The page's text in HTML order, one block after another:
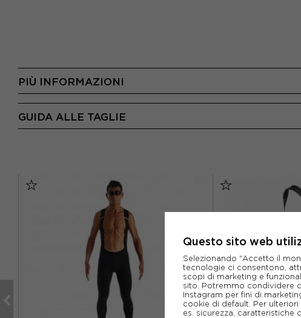
PIÙ INFORMAZIONI
GUIDA ALLE TAGLIE
Questo sito web
Selezionando "Accetto il
tecnologie ci consentono,
scopi di marketing e
sito. Potremmo condividere
Instagram per fini di
cookie di default. Per
es. sicurezza, caratteristiche